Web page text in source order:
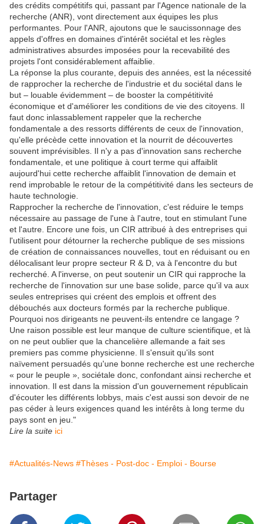
des crédits compétitifs qui, passant par l'Agence nationale de la
recherche (ANR), vont directement aux équipes les plus
performantes. Pour l'ANR, ajoutons que le saucissonnage des
appels d'offres en domaines d'intérêt sociétal et les règles
administratives absurdes imposées pour la recevabilité des
projets l'ont considérablement affaiblie.
La réponse la plus courante, depuis des années, est la nécessité
de rapprocher la recherche de l'industrie et du sociétal dans le
but – louable évidemment – de booster la compétitivité
économique et d'améliorer les conditions de vie des citoyens. Il
faut donc inlassablement rappeler que la recherche
fondamentale a des ressorts différents de ceux de l'innovation,
qu'elle précède cette innovation et la nourrit de découvertes
souvent imprévisibles. Il n'y a pas d'innovation sans recherche
fondamentale, et une politique à court terme qui affaiblit
aujourd'hui cette recherche affaiblit l'innovation de demain et
rend improbable le retour de la compétitivité dans les secteurs de
haute technologie.
Rapprocher la recherche de l'innovation, c'est réduire le temps
nécessaire au passage de l'une à l'autre, tout en stimulant l'une
et l'autre. Encore une fois, un CIR attribué à des entreprises qui
l'utilisent pour détourner la recherche publique de ses missions
de création de connaissances nouvelles, tout en réduisant ou en
délocalisant leur propre secteur R & D, va à l'encontre du but
recherché. A l'inverse, on peut soutenir un CIR qui rapproche la
recherche de l'innovation sur une base solide, parce qu'il va aux
seules entreprises qui créent des emplois et offrent des
débouchés aux docteurs formés par la recherche publique.
Pourquoi nos dirigeants ne peuvent-ils entendre ce langage ?
Une raison possible est leur manque de culture scientifique, et là
on ne peut oublier que la chancelière allemande a fait ses
premiers pas comme physicienne. Il s'ensuit qu'ils sont
naïvement persuadés qu'une bonne recherche est une recherche
« pour le peuple », sociétale donc, confondant ainsi recherche et
innovation. Il est dans la mission d'un gouvernement républicain
d'écouter les différents lobbys, mais c'est aussi son devoir de ne
pas céder à leurs exigences quand les intérêts à long terme du
pays sont en jeu."
Lire la suite ici
#Actualités-News #Thèses - Post-doc - Emploi - Bourse
Partager